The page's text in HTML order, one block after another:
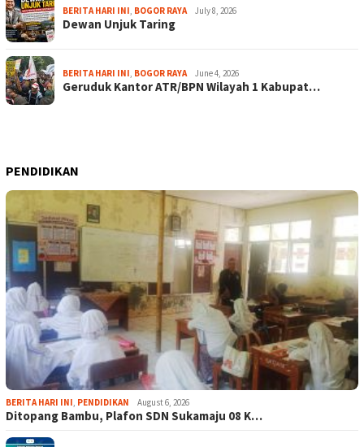
BERITA HARI INI, BOGOR RAYA July 8, 2026
Dewan Unjuk Taring
BERITA HARI INI, BOGOR RAYA June 4, 2026
Geruduk Kantor ATR/BPN Wilayah 1 Kabupat…
PENDIDIKAN
BERITA HARI INI PENDIDIKAN August 6, 2026
Ditopang Bambu, Plafon SDN Sukamaju 08 K…